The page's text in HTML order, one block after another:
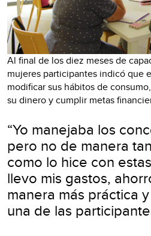
Al final de los diez meses de
mujeres participantes indicó que
modificar sus hábitos de
su dinero y cumplir metas
“Yo manejaba los
pero no de manera
como lo hice con
llevo mis gastos,
manera más práctica
una de las